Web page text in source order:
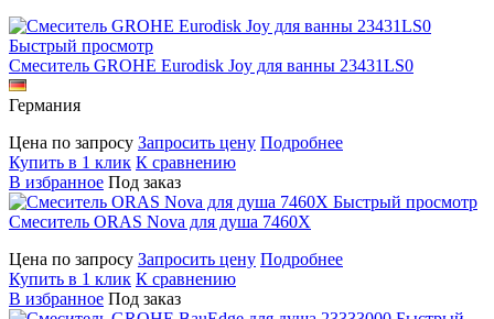
Быстрый просмотр
Смеситель GROHE Eurodisk Joy для ванны 23431LS0
Германия
Цена по запросу Запросить цену Подробнее
Купить в 1 клик К сравнению
В избранное Под заказ
Быстрый просмотр
Смеситель ORAS Nova для душа 7460X
Цена по запросу Запросить цену Подробнее
Купить в 1 клик К сравнению
В избранное Под заказ